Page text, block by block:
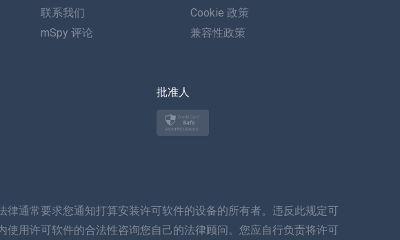
意大利语
土耳其语
挪威语
联系我们
mSpy 评论
Cookie 政策
兼容性政策
批准人
通常要求您通知打算安装许可软件的设备的所有者。违反此规定可
用许可软件的合法性咨询您自己的法律顾问。您应自行负责将许可